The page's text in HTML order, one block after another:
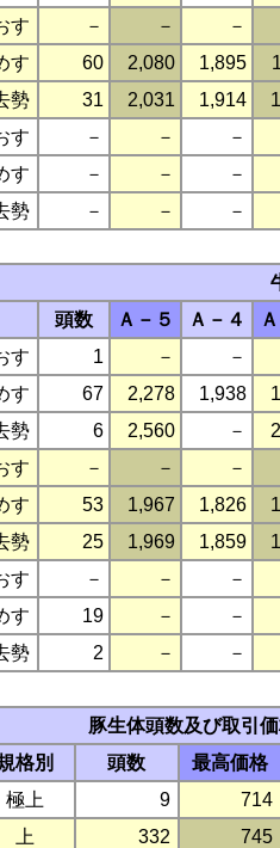
す － －
－
す
60 2,080 1,895
勢
31 2,031 1,914
す － －
－
す
－ －
－
勢
－ － －
頭数 Ａ－５ Ａ－４
す 1 －
－
す
67 2,278 1,938
勢
6 2,560 －
す － －
－
す
53 1,967 1,826
勢
25 1,969 1,859
す － －
－
す
19 －
－
勢
2 － －
豚生体頭数及び取引
格別
頭数
最高価格
極上
9
714
上
332
745